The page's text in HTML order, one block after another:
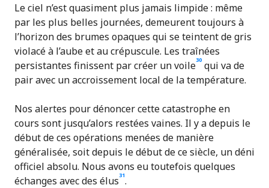
Le ciel n’est quasiment plus jamais limpide : même
par les plus belles journées, demeurent toujours à
l’horizon des brumes opaques qui se teintent de gris
violacé à l’aube et au crépuscule. Les traînées
persistantes finissent par créer un voile30 qui va de
pair avec un accroissement local de la température.
Nos alertes pour dénoncer cette catastrophe en
cours sont jusqu’alors restées vaines. Il y a depuis le
début de ces opérations menées de manière
généralisée, soit depuis le début de ce siècle, un déni
officiel absolu. Nous avons eu toutefois quelques
échanges avec des élus31.